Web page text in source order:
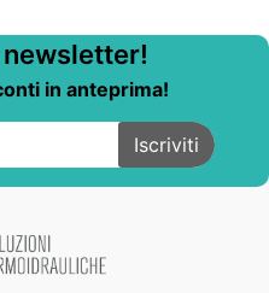
in anteprima!